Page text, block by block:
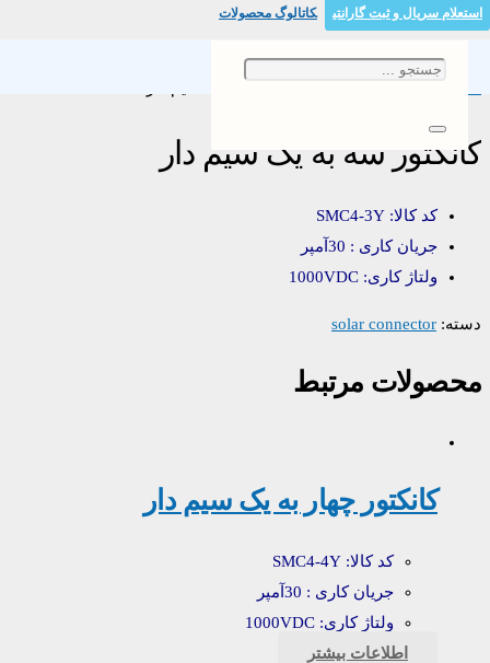
استعلام سریال و ثبت گارانتی کاتالوگ محصولات
کانکتور سه به یک سیم دار
کد کالا: SMC4-3Y
جریان کاری : 30آمپر
ولتاژ کاری: 1000VDC
دسته: solar connector
محصولات مرتبط
کانکتور چهار به یک سیم دار
کد کالا: SMC4-4Y
جریان کاری : 30آمپر
ولتاژ کاری: 1000VDC
اطلاعات بیشتر